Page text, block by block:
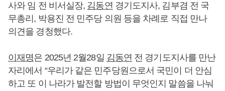
사와 임 전 비서실장, 김동연 경기도지사, 김부겸 전 국
무총리, 박용진 전 민주당 의원 등을 차례로 직접 만나
의견을 경청했다.
이재명은 2025년 2월28일 김동연 전 경기도지사를 만난
자리에서 “우리가 같은 민주당원으로서 국민이 더 안심
하고 또 이 나라가 발전할 방법이 무엇인지 말씀을 나눠